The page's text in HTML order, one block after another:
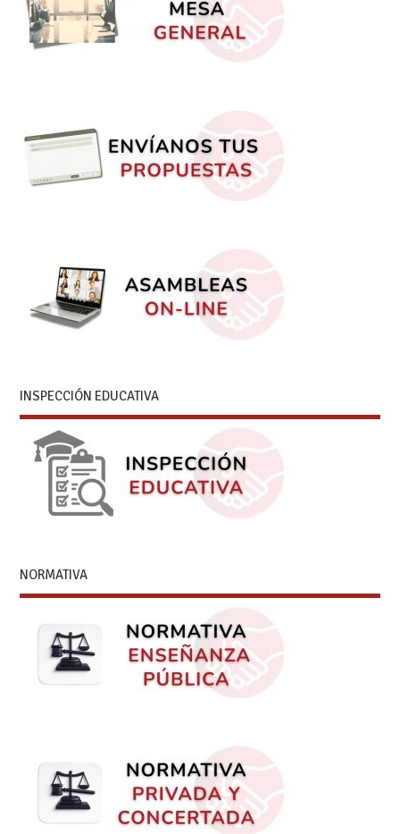
INSPECCIÓN EDUCATIVA
NORMATIVA